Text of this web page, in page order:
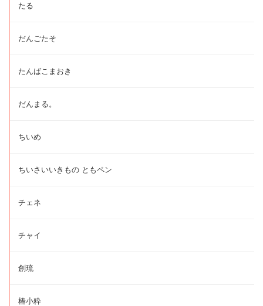
たる
だんごたそ
たんばこまおき
だんまる。
ちいめ
ちいさいいきもの ともペン
チェネ
チャイ
創琉
椿小粋